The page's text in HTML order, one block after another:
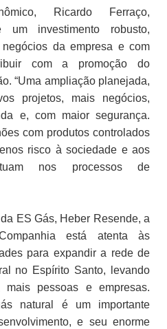
Ricardo Ferraço,
investimento robusto,
da empresa e com
com a promoção do
“Uma ampliação planejada,
projetos, mais negócios,
e, com maior segurança.
com produtos controlados
risco à sociedade e aos
nos processos de
ES Gás, Heber Resende, a
está atenta às
para expandir a rede de
no Espírito Santo, levando
pessoas e empresas.
natural é um importante
e seu enorme